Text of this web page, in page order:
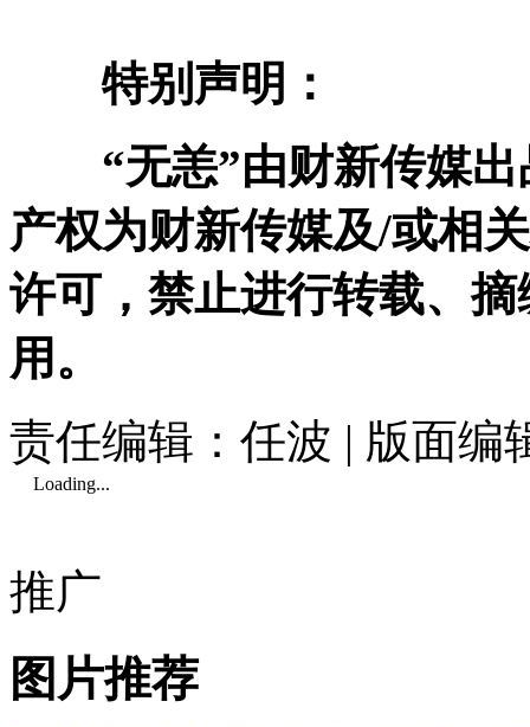
特别声明：
“无恙”由财新传媒
产权为财新传媒及/或相
许可，禁止进行转载、
用。
责任编辑：任波 | 版面编
Loading...
推广
图片推荐